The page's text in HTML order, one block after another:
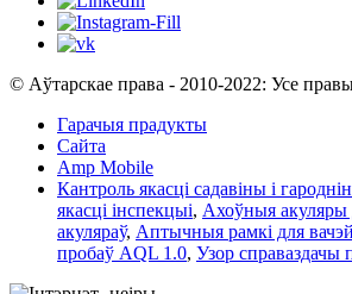
© Аўтарскае права - 2010-2022: Усе
Гарачыя прадукты
Сайта
Amp Mobile
Кантроль якасці садавіны і
якасці інспекцыі, Ахоўныя акуляры
акуляраў, Аптычныя рамкі для вачэй
пробаў AQL 1.0, Узор справаздачы